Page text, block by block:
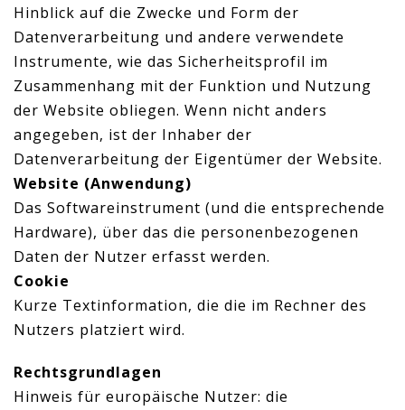
Hinblick auf die Zwecke und Form der
Datenverarbeitung und andere verwendete
Instrumente, wie das Sicherheitsprofil im
Zusammenhang mit der Funktion und Nutzung
der Website obliegen. Wenn nicht anders
angegeben, ist der Inhaber der
Datenverarbeitung der Eigentümer der Website.
Website (Anwendung)
Das Softwareinstrument (und die entsprechende
Hardware), über das die personenbezogenen
Daten der Nutzer erfasst werden.
Cookie
Kurze Textinformation, die die im Rechner des
Nutzers platziert wird.
Rechtsgrundlagen
Hinweis für europäische Nutzer: die